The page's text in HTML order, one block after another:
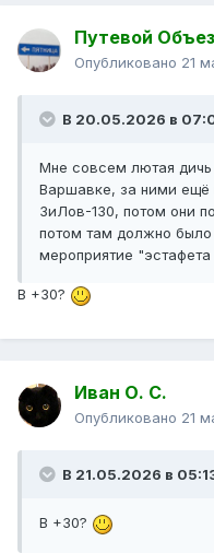
Путевой
Опубликовано 21
В 20.05.2026 в
Мне совсем лютая
Варшавке, за ними ещё
ЗиЛов-130, потом они
потом там должно было
мероприятие
В +30?
Иван О. С.
Опубликовано 21
В 21.05.2026 в
В +30?